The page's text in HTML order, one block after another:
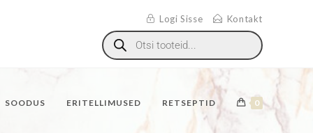
Logi Sisse Kontakt
SOODUS ERITELLIMUSED RETSEPTID 0